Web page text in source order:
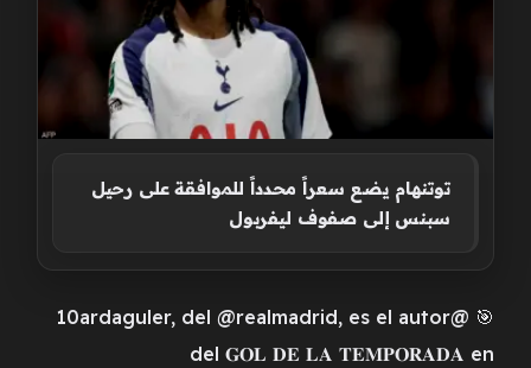
توتنهام يضع سعراً محدداً للموافقة على رحيل
سبنس إلى صفوف ليفربول
🎯 @10ardaguler, del @realmadrid, es el autor
del 𝐆𝐎𝐋 𝐃𝐄 𝐋𝐀 𝐓𝐄𝐌𝐏𝐎𝐑𝐀𝐃𝐀 en